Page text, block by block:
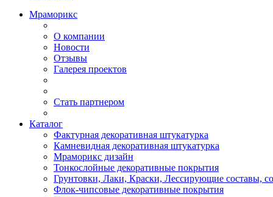
Мраморикс
О компании
Новости
Отзывы
Галерея проектов
Стать партнером
Каталог
Фактурная декоративная штукатурка
Камневидная декоративная штукатурка
Мраморикс дизайн
Тонкослойные декоративные покрытия
Грунтовки, Лаки, Краски, Лессирующие составы,
Флок-чипсовые декоративные покрытия